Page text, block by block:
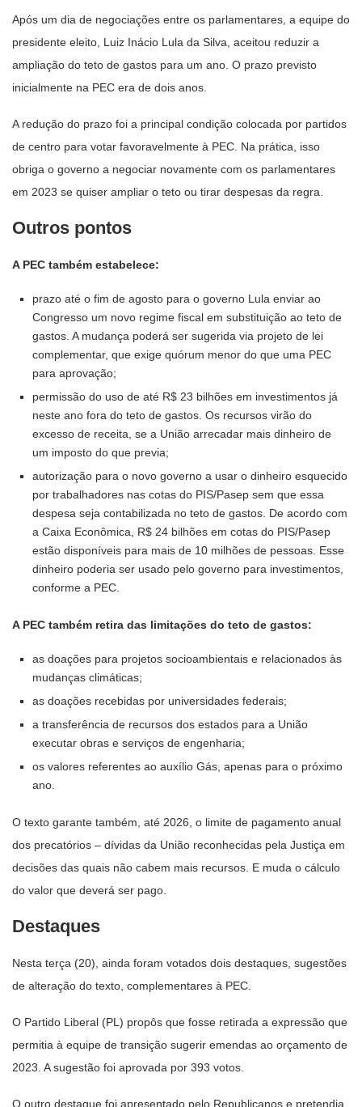
Após um dia de negociações entre os parlamentares, a equipe do
presidente eleito, Luiz Inácio Lula da Silva, aceitou reduzir a
ampliação do teto de gastos para um ano. O prazo previsto
inicialmente na PEC era de dois anos.
A redução do prazo foi a principal condição colocada por partidos
de centro para votar favoravelmente à PEC. Na prática, isso
obriga o governo a negociar novamente com os parlamentares
em 2023 se quiser ampliar o teto ou tirar despesas da regra.
Outros pontos
A PEC também estabelece:
prazo até o fim de agosto para o governo Lula enviar ao
Congresso um novo regime fiscal em substituição ao teto de
gastos. A mudança poderá ser sugerida via projeto de lei
complementar, que exige quórum menor do que uma PEC
para aprovação;
permissão do uso de até R$ 23 bilhões em investimentos já
neste ano fora do teto de gastos. Os recursos virão do
excesso de receita, se a União arrecadar mais dinheiro de
um imposto do que previa;
autorização para o novo governo a usar o dinheiro esquecido
por trabalhadores nas cotas do PIS/Pasep sem que essa
despesa seja contabilizada no teto de gastos. De acordo com
a Caixa Econômica, R$ 24 bilhões em cotas do PIS/Pasep
estão disponíveis para mais de 10 milhões de pessoas. Esse
dinheiro poderia ser usado pelo governo para investimentos,
conforme a PEC.
A PEC também retira das limitações do teto de gastos:
as doações para projetos socioambientais e relacionados às
mudanças climáticas;
as doações recebidas por universidades federais;
a transferência de recursos dos estados para a União
executar obras e serviços de engenharia;
os valores referentes ao auxílio Gás, apenas para o próximo
ano.
O texto garante também, até 2026, o limite de pagamento anual
dos precatórios – dívidas da União reconhecidas pela Justiça em
decisões das quais não cabem mais recursos. E muda o cálculo
do valor que deverá ser pago.
Destaques
Nesta terça (20), ainda foram votados dois destaques, sugestões
de alteração do texto, complementares à PEC.
O Partido Liberal (PL) propôs que fosse retirada a expressão que
permitia à equipe de transição sugerir emendas ao orçamento de
2023. A sugestão foi aprovada por 393 votos.
O outro destaque foi apresentado pelo Republicanos e pretendia